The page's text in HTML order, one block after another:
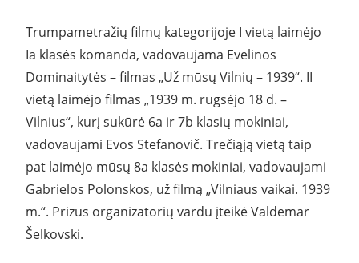
Trumpametražių filmų kategorijoje I vietą laimėjo
Ia klasės komanda, vadovaujama Evelinos
Dominaitytės – filmas „Už mūsų Vilnių – 1939“. II
vietą laimėjo filmas „1939 m. rugsėjo 18 d. –
Vilnius“, kurį sukūrė 6a ir 7b klasių mokiniai,
vadovaujami Evos Stefanovič. Trečiąją vietą taip
pat laimėjo mūsų 8a klasės mokiniai, vadovaujami
Gabrielos Polonskos, už filmą „Vilniaus vaikai. 1939
m.“. Prizus organizatorių vardu įteikė Valdemar
Šelkovski.